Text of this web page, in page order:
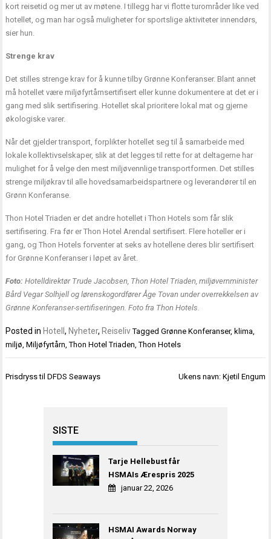
kort reisetid og mer ut av møtene. I tillegg har vi flotte turområder like ved
hotellet, og man har også muligheter for sportslige aktiviteter innendørs,
sier hun.
Strenge krav
Det stilles strenge krav for å kunne tilby Grønne Konferanser. Blant annet
må hotellet være miljøfyrtårnsertifisert eller kunne dokumentere at det er i
gang med slik sertifisering. Hotellet skal prioritere lokal mat og gjerne
økologiske varer.
Når det gjelder transport, forplikter hotellet seg til å samarbeide med
lokale kollektivselskaper, slik at det legges til rette for at deltagerne har
mulighet for å velge den mest miljøvennlige transportformen. Det stilles
strenge miljøkrav til alle hovedsamarbeidspartnere og leverandører til en
Grønn Konferanse.
Thon Hotel Triaden er det andre hotellet i Thon Hotels som får slik
sertifisering. Fra før er Thon Hotel Arendal sertifisert. Flere hoteller er i
gang, og Thon Hotels forventer at seks av hotellene deres blir sertifisert
for Grønne Konferanser i løpet av året.
Foto: Hotelldirektør Trude Jacobsen, Thon Hotel Triaden, miljøvernminister
Bård Vegar Solhjell og lørenskogordfører Åge Tovan under overrekkelsen av
Grønne Konferanser-sertifiseringen. Foto fra Thon Hotels.
Posted in Hotell, Nyheter, Reiseliv TaggedGrønne Konferanser, klima,
miljø,Miljøfyrtårn,Thon Hotel Triaden,Thon Hotels
Innleggsnavigasjon
Prisdryss til DFDS Seaways Ukens navn: Kjetil Engum
SISTE
Tarje Hellebust får
HSMAIs Ærespris 2025
januar 22, 2026
HSMAI Awards Norway